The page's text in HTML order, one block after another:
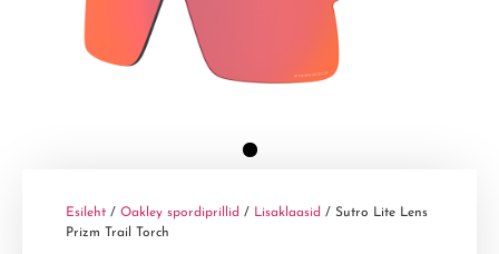
Esileht / Oakley spordiprillid / Lisaklaasid / Sutro Lite Lens
Prizm Trail Torch